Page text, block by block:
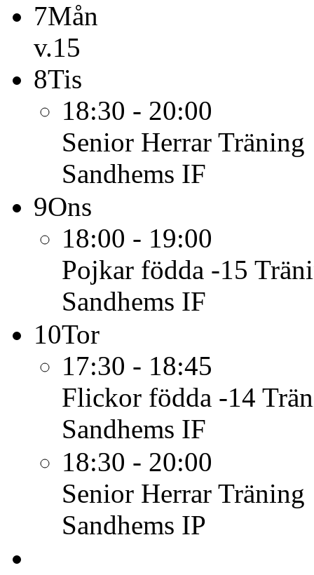
7Mån
v.15
8Tis
18:30 - 20:00
Senior Herrar Träning
Sandhems IF
9Ons
18:00 - 19:00
Pojkar födda -15
Sandhems IF
10Tor
17:30 - 18:45
Flickor födda -14
Sandhems IF
18:30 - 20:00
Senior Herrar Träning
Sandhems IP